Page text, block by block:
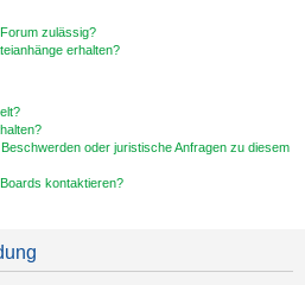
zulässig?
erhalten?
oder juristische Anfragen zu diesem
kontaktieren?